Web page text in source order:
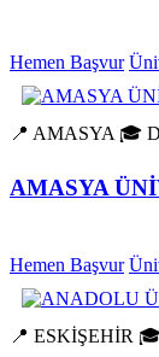
Hemen Başvur
📍 AMASYA 🎓
AMASYA
Hemen Başvur
📍 ESKİŞEHİR